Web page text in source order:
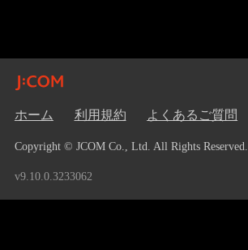
ホーム 利用規約 よくあるご質問
Copyright © JCOM Co., Ltd. All Rights Reserved.
v9.10.0.3233062